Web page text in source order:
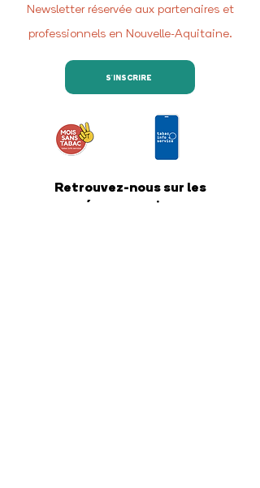
Newsletter réservée aux partenaires et
professionnels en Nouvelle-Aquitaine.
S'INSCRIRE
Retrouvez-nous sur les
réseaux sociaux